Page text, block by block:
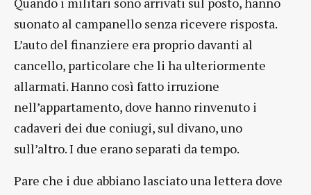
suonato al campanello senza ricevere risposta.
L’auto del finanziere era proprio davanti al
cancello, particolare che li ha ulteriormente
allarmati. Hanno così fatto irruzione
nell’appartamento, dove hanno rinvenuto i
cadaveri dei due coniugi, sul divano, uno
sull’altro. I due erano separati da tempo.
Pare che i due abbiano lasciato una lettera dove